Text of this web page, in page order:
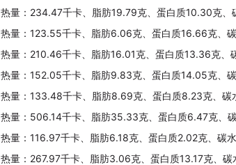
热量：234.47千卡、脂肪19.79克、蛋白质10.30克、
热量：123.55千卡、脂肪6.06克、蛋白质16.66克、
热量：210.46千卡、脂肪16.01克、蛋白质13.36克、
热量：152.05千卡、脂肪9.83克、蛋白质14.05克、
热量：133.48千卡、脂肪8.69克、蛋白质8.23克、碳
热量：506.14千卡、脂肪35.33克、蛋白质6.47克、
热量：116.97千卡、脂肪6.18克、蛋白质2.02克、碳
热量：267.97千卡、脂肪3.06克、蛋白质13.17克、